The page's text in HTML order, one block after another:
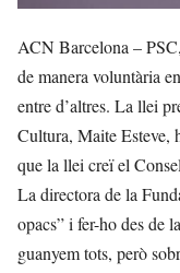
ACN Barcelona –
de manera voluntària
entre d’altres. La llei
Cultura, Maite Esteve,
que la llei creï el
La directora de la
opacs” i fer-ho des de
guanyem tots, però